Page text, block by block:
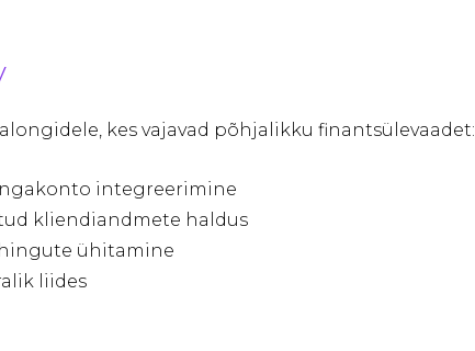
kes vajavad põhjalikku finantsülevaadet:
integreerimine
kliendiandmete haldus
ühitamine
liides